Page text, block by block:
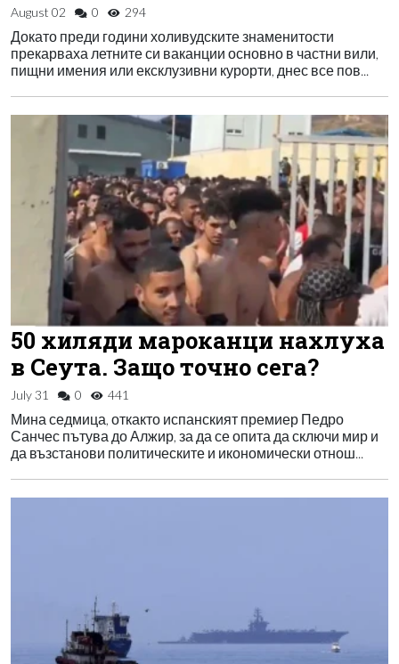
August 02 0 294
Докато преди години холивудските знаменитости
прекарваха летните си ваканции основно в частни вили,
пищни имения или ексклузивни курорти, днес все пов...
50 хиляди мароканци нахлуха
в Сеута. Защо точно сега?
July 31 0 441
Мина седмица, откакто испанският премиер Педро
Санчес пътува до Алжир, за да се опита да сключи мир и
да възстанови политическите и икономически отнош...